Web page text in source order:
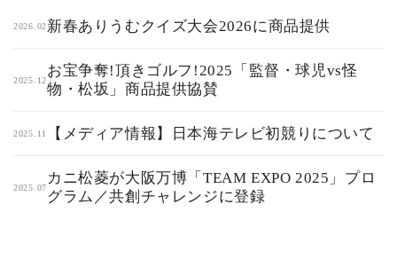
2026.02新春ありうむクイズ大会2026に商品提供
2025.12
お宝争奪!頂きゴルフ!2025「監督・球児vs怪
物・松坂」商品提供協賛
2025.11 【メディア情報】日本海テレビ初競りについて
2025.07
カニ松菱が大阪万博「TEAM EXPO 2025」プロ
グラム／共創チャレンジに登録